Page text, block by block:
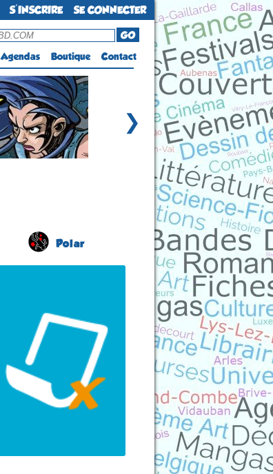
S'INSCRIRE
SE CONNECTER
GO
Agendas Boutique Contact
❯
Polar
Salon du Livre Policier
du 22 au 23 août 2026
Plus d'informations